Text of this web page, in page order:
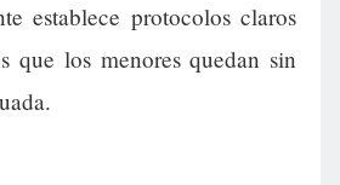
establece protocolos claros
que los menores quedan sin